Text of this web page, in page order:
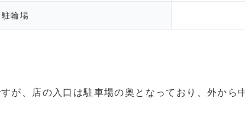
駐輪場
が、店の入口は駐車場の奥となっており、外から